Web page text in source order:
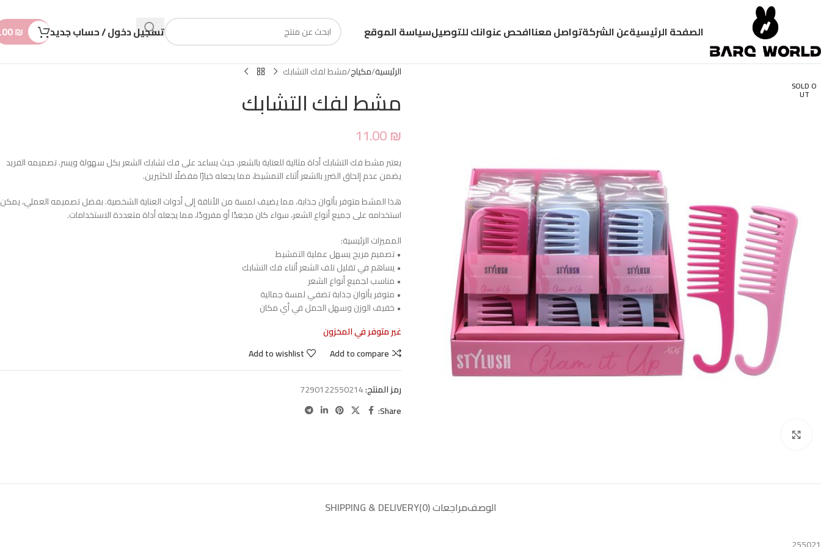
الصفحة الرئيسيةعن الشركةتواصل معناافحص عنوانك للتوصيلسياسة الموقع تسجيل دخول / حساب جديد ₪
SOLD O
UT
الرئيسية مكياج مشط لفك التشابك
مشط لفك التشابك
11.00₪
يعتبر مشط فك التشابك أداة مثالية للعناية بالشعر، حيث يساعد على فك تشابك الشعر بكل سهولة ويسر. تصميمه الفريد
يضمن عدم إلحاق الضرر بالشعر أثناء التمشيط، مما يجعله خيارًا مفضلًا للكثيرين.
هذا المشط متوفر بألوان جذابة، مما يضيف لمسة من الأناقة إلى أدوات العناية الشخصية. بفضل تصميمه العملي، يمكن
استخدامه على جميع أنواع الشعر، سواء كان مجعدًا أو مفرودًا، مما يجعله أداة متعددة الاستخدامات.
المميزات الرئيسية:
• تصميم مريح يسهل عملية التمشيط
• يساهم في تقليل تلف الشعر أثناء فك التشابك
• مناسب لجميع أنواع الشعر
• متوفر بألوان جذابة تضفي لمسة جمالية
• خفيف الوزن وسهل الحمل في أي مكان
غير متوفر في المخزون
Add to compare
Add to wishlist
رمز المنتج:7290122550214
Share:
الوصفمراجعات (0) SHIPPING & DELIVERY